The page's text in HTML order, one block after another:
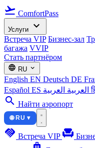
flight_takeoff ComfortPass
Услуги expand_more
Встреча VIP Бизнес-зал
багажа VVIP
Стать партнёром
language RU expand_more
English EN Deutsch DE
Español ES العربية العربية
search Найти аэропорт
🌐 RU ▾
handshake Встреча VIP chair